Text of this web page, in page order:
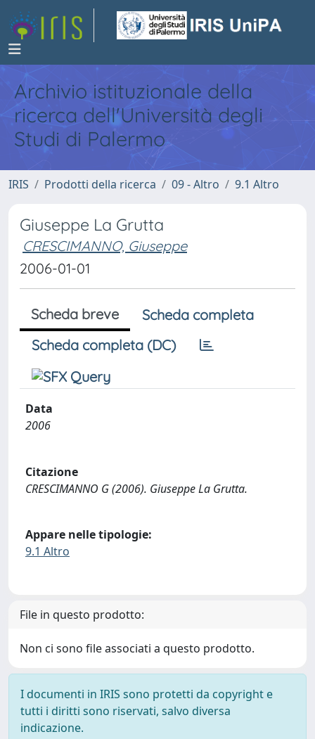
Archivio istituzionale della
ricerca dell'Università degli
Studi di Palermo
IRIS Prodotti della ricerca 09 - Altro 9.1 Altro
Giuseppe La Grutta
CRESCIMANNO, Giuseppe
2006-01-01
Scheda breve
Scheda completa
Scheda completa (DC)
Data
2006
Citazione
CRESCIMANNO G (2006). Giuseppe La Grutta.
Appare nelle tipologie:
9.1 Altro
File in questo prodotto:
Non ci sono file associati a questo prodotto.
I documenti in IRIS sono protetti da copyright e
tutti i diritti sono riservati, salvo diversa
indicazione.